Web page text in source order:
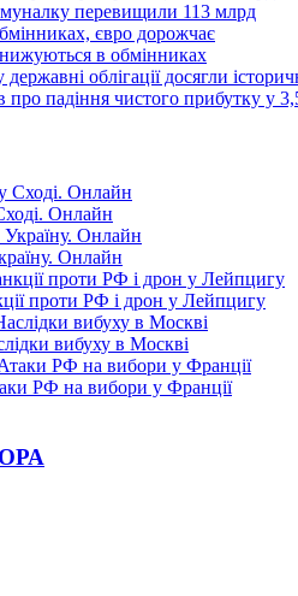
перевищили 113 млрд
євро дорожчає
в обмінниках
державні облігації досягли
про падіння чистого прибутку у
Онлайн
Онлайн
проти РФ і дрон у Лейпцигу
вибуху в Москві
РФ на вибори у Франції